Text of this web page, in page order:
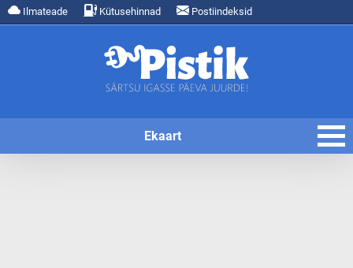
Ilmateade Kütusehinnad Postiindeksid
Ekaart